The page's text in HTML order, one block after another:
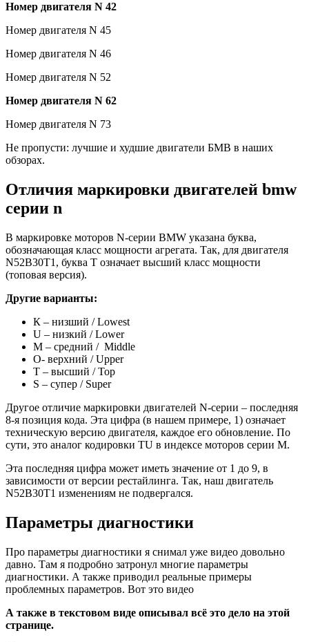
Номер двигателя N 42
Номер двигателя N 45
Номер двигателя N 46
Номер двигателя N 52
Номер двигателя N 62
Номер двигателя N 73
Не пропусти: лучшие и худшие двигатели БМВ в наших
обзорах.
Отличия маркировки двигателей bmw
серии n
В маркировке моторов N-серии BMW указана буква,
обозначающая класс мощности агрегата. Так, для двигателя
N52B30T1, буква Т означает высший класс мощности
(топовая версия).
Другие варианты:
К – низший / Lowest
U – низкий / Lower
M – средний / Middle
О- верхний / Upper
T – высший / Top
S – супер / Super
Другое отличие маркировки двигателей N-серии – последняя
8-я позиция кода. Эта цифра (в нашем примере, 1) означает
техническую версию двигателя, каждое его обновление. По
сути, это аналог кодировки TU в индексе моторов серии М.
Эта последняя цифра может иметь значение от 1 до 9, в
зависимости от версии рестайлинга. Так, наш двигатель
N52B30T1 изменениям не подвергался.
Параметры диагностики
Про параметры диагностики я снимал уже видео довольно
давно. Там я подробно затронул многие параметры
диагностики. А также приводил реальные примеры
проблемных параметров. Вот это видео
А также в текстовом виде описывал всё это дело на этой
странице.